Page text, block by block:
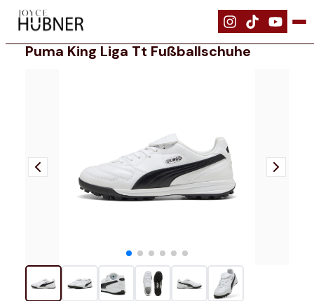
| Schuhe | PUMA KING LIGA TT Fußballschuhe
Puma King Liga Tt Fußballschuhe